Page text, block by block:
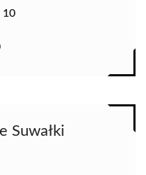
10
Suwałki